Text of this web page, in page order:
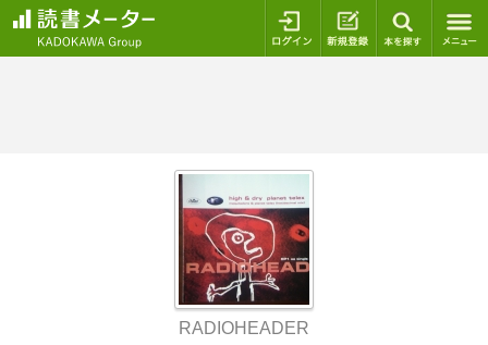
ログイン 新規登録
RADIOHEADER